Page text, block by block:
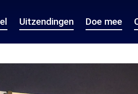
Uitzendingen Doe mee